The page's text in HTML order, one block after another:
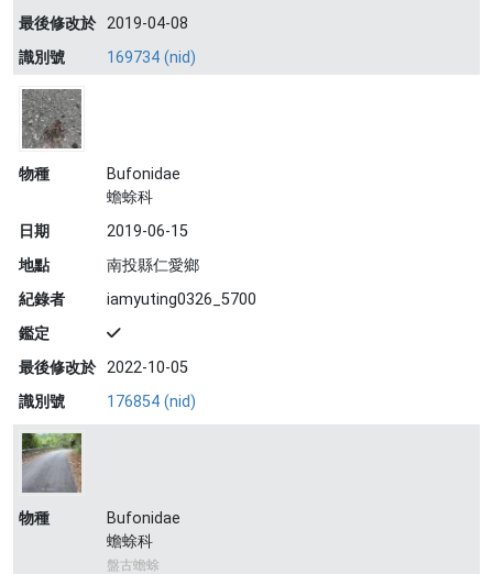
最後修改於 2019-04-08
識別號
169734 (nid)
物種
Bufonidae
蟾蜍科
日期
2019-06-15
地點
南投縣仁愛鄉
紀錄者
iamyuting0326_5700
鑑定
最後修改於 2022-10-05
識別號
176854 (nid)
物種
Bufonidae
蟾蜍科
盤古蟾蜍